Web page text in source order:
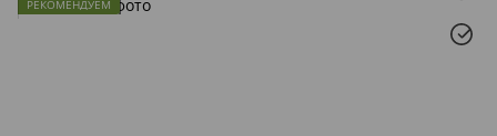
РЕКОМЕНДУЕМ